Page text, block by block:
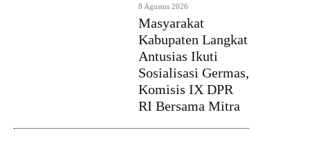
8 Agustus 2026
Masyarakat
Kabupaten Langkat
Antusias Ikuti
Sosialisasi Germas,
Komisis IX DPR
RI Bersama Mitra